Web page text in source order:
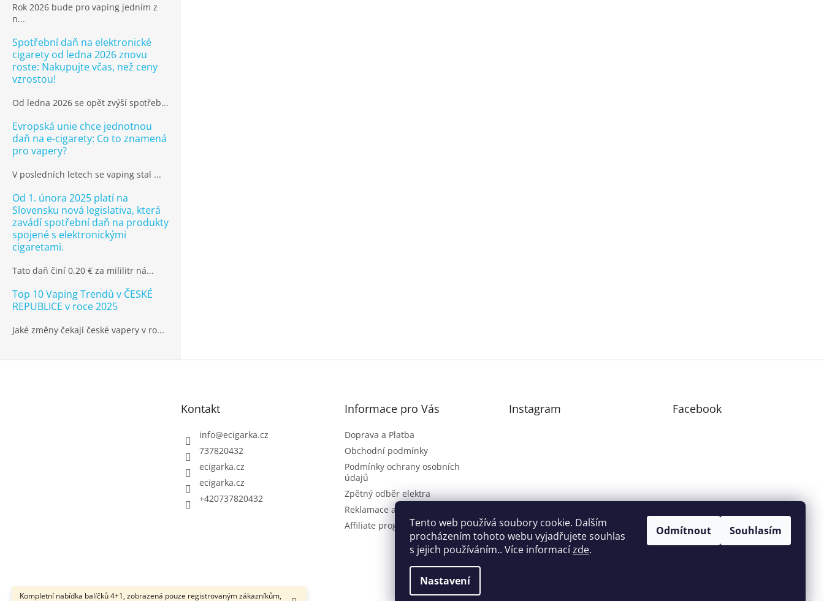
Tento web používá soubory cookie. Dalším
procházením tohoto webu vyjadřujete souhlas
s jejich používáním.. Více informacízde.
Nastavení
Odmítnout Souhlasím
Kompletní nabídka balíčků 4+1, zobrazená pouze registrovaným zákazníkům,
Rok 2026 bude pro vaping jedním z
n...
Spotřební daň na elektronické
cigarety od ledna 2026 znovu
roste: Nakupujte včas, než ceny
vzrostou!
Od ledna 2026 se opět zvýší spotřeb...
Evropská unie chce jednotnou
daň na e-cigarety: Co to znamená
pro vapery?
V posledních letech se vaping stal ...
Od 1. února 2025 platí na
Slovensku nová legislativa, která
zavádí spotřební daň na produkty
spojené s elektronickými
cigaretami.
Tato daň činí 0,20 € za mililitr ná...
Top 10 Vaping Trendů v ČESKÉ
REPUBLICE v roce 2025
Jaké změny čekají české vapery v ro...
Kontakt
info@ecigarka.cz
737820432
ecigarka.cz
ecigarka.cz
+420737820432
Informace pro Vás
Doprava a Platba
Obchodní podmínky
Podmínky ochrany osobních
údajů
Zpětný odběr elektra
Reklamace a vrácení zboží
Affiliate program
Instagram Facebook